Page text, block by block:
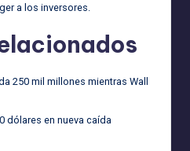
a los inversores.
250 mil millones mientras Wall
dólares en nueva caída